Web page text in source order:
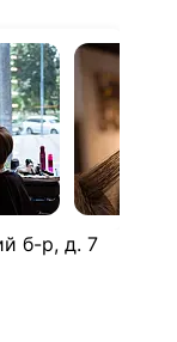
б-р, д. 7